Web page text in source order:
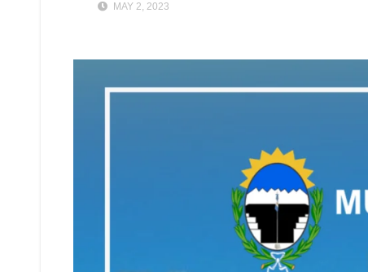
MAY 2, 2023